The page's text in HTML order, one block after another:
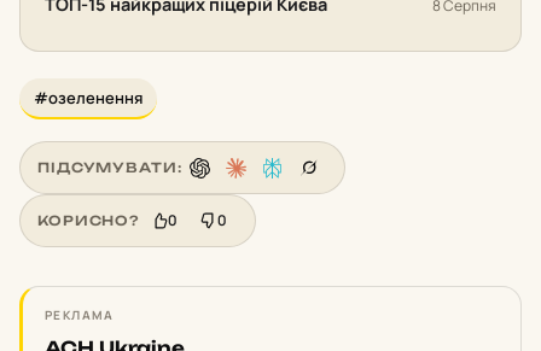
8 Серпня
#озеленення
ПІДСУМУВАТИ:
КОРИСНО? 0 0
РЕКЛАМА